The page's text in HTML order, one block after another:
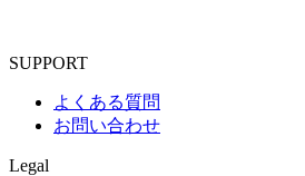
SUPPORT
よくある質問
お問い合わせ
Legal